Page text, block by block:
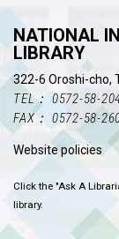
NATIONAL
LIBRARY
322-6 Oroshi-cho,
TEL： 0572-58-
FAX： 0572-58-
Website policies
Click the "Ask A
library.